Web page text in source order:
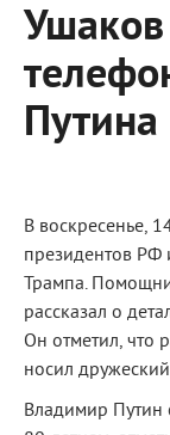
В воскресенье,
президентов
Трампа.
рассказал о
Он отметил, что
носил
Владимир Путин